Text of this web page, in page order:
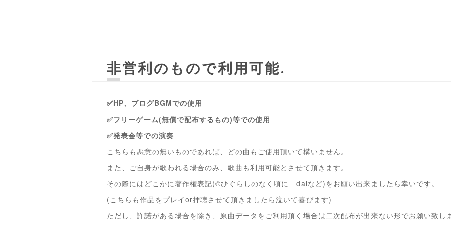
非営利のもので利用可能
✅HP、ブログBGMでの使用
✅フリーゲーム(無償で配布するもの)等での使用
✅発表会等での演奏
こちらも悪意の無いものであれば、どの曲もご使用頂いて構いません。
また、ご自身が歌われる場合のみ、歌曲も利用可能とさせて頂きます。
その際にはどこかに著作権表記(©ひぐらしのなく頃に daiなど)をお願い出来ましたら幸いです。
(こちらも作品をプレイor拝聴させて頂きましたら泣いて喜びます)
ただし、許諾がある場合を除き、原曲データをご利用頂く場合は二次配布が出来ない形でお願い致し